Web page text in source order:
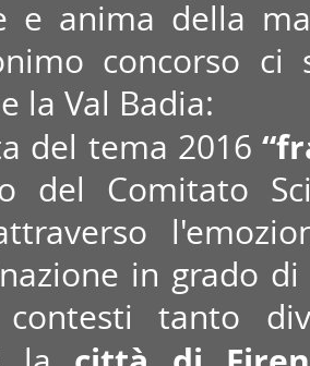
e anima della
concorso
la Val Badia:
del tema 2016
del Comitato
in grado
tanto